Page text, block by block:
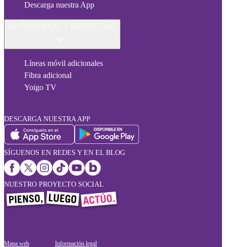
Descarga nuestra App
Líneas móvil adicionales
Fibra adicional
Yoigo TV
DESCARGA NUESTRA APP
SÍGUENOS EN REDES Y EN EL BLOG
NUESTRO PROYECTO SOCIAL
Mapa web Información legal